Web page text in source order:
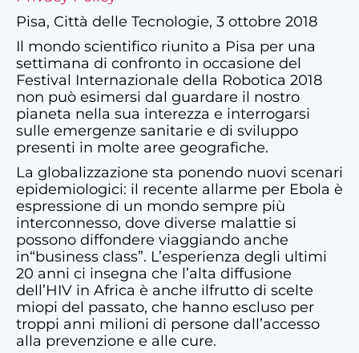
Pisa, Città delle Tecnologie, 3 ottobre 2018
Il mondo scientifico riunito a Pisa per una
settimana di confronto in occasione del
Festival Internazionale della Robotica 2018
non può esimersi dal guardare il nostro
pianeta nella sua interezza e interrogarsi
sulle emergenze sanitarie e di sviluppo
presenti in molte aree geografiche.
La globalizzazione sta ponendo nuovi scenari
epidemiologici: il recente allarme per Ebola è
espressione di un mondo sempre più
interconnesso, dove diverse malattie si
possono diffondere viaggiando anche
in“business class”. L’esperienza degli ultimi
20 anni ci insegna che l’alta diffusione
dell’HIV in Africa è anche ilfrutto di scelte
miopi del passato, che hanno escluso per
troppi anni milioni di persone dall’accesso
alla prevenzione e alle cure.